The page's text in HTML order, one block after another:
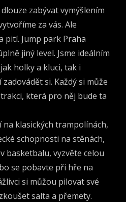
zabývat vymýšlením
za vás. Ale
pití. Jump park Praha
jiný level. Jsme ideálním
holky a kluci, tak i
si. Každý si může
která pro něj bude ta
klasických trampolínách,
schopnosti na stěnách,
basketbalu, vyzvěte celou
se pobavte při hře na
si můžou pilovat své
salta a přemety.